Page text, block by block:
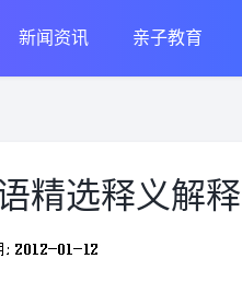
新闻资讯 亲子教育
精选释义解释